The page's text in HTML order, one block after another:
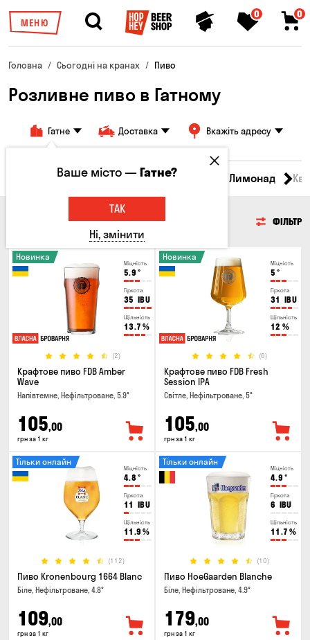
МЕНЮ
0 0
Головна Сьогодні на кранах Пиво
Розливне пиво в Гатному
Гатне Доставка Вкажіть адресу
Всі товари Пиво Сидр Лимонад
ФІЛЬТР
Міцність
5.9 °
Гіркота
35 IBU
Щільність
13.7 %
(2)
Новинка
Крафтове пиво FDB Amber
Wave
Напівтемне, Нефільтроване, 5.9°
105,00
грн за 1 кг
Міцність
5 °
Гіркота
31 IBU
Щільність
12 %
(6)
Новинка
Крафтове пиво FDB Fresh
Session IPA
Світле, Нефільтроване, 5°
105,00
грн за 1 кг
Міцність
4.8 °
Гіркота
11 IBU
Щільність
11.9 %
(112)
Тільки онлайн
Пиво Kronenbourg 1664 Blanc
Біле, Нефільтроване, 4.8°
109,00
грн за 1 кг
Міцність
4.9 °
Гіркота
6 IBU
Щільність
11.7 %
(10)
Тільки онлайн
Пиво HoeGaarden Blanche
Біле, Нефільтроване, 4.9°
179,00
грн за 1 кг
Ваше місто —Гатне?
ТАК
Ні, змінити